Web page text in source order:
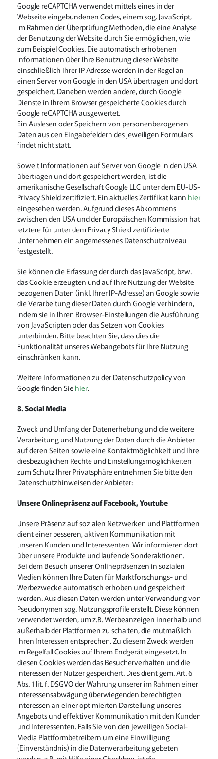
Google reCAPTCHA verwendet mittels eines in der
Webseite eingebundenen Codes, einem sog. JavaScript,
im Rahmen der Überprüfung Methoden, die eine Analyse
der Benutzung der Website durch Sie ermöglichen, wie
zum Beispiel Cookies. Die automatisch erhobenen
Informationen über Ihre Benutzung dieser Website
einschließlich Ihrer IP Adresse werden in der Regel an
einen Server von Google in den USA übertragen und dort
gespeichert. Daneben werden andere, durch Google
Dienste in Ihrem Browser gespeicherte Cookies durch
Google reCAPTCHA ausgewertet.
Ein Auslesen oder Speichern von personenbezogenen
Daten aus den Eingabefeldern des jeweiligen Formulars
findet nicht statt.
Soweit Informationen auf Server von Google in den USA
übertragen und dort gespeichert werden, ist die
amerikanische Gesellschaft Google LLC unter dem EU-US-
Privacy Shield zertifiziert. Ein aktuelles Zertifikat kann hier
eingesehen werden. Aufgrund dieses Abkommens
zwischen den USA und der Europäischen Kommission hat
letztere für unter dem Privacy Shield zertifizierte
Unternehmen ein angemessenes Datenschutzniveau
festgestellt.
Sie können die Erfassung der durch das JavaScript, bzw.
das Cookie erzeugten und auf Ihre Nutzung der Website
bezogenen Daten (inkl. Ihrer IP-Adresse) an Google sowie
die Verarbeitung dieser Daten durch Google verhindern,
indem sie in Ihren Browser-Einstellungen die Ausführung
von JavaScripten oder das Setzen von Cookies
unterbinden. Bitte beachten Sie, dass dies die
Funktionalität unseres Webangebots für Ihre Nutzung
einschränken kann.
Weitere Informationen zu der Datenschutzpolicy von
Google finden Siehier.
8. Social Media
Zweck und Umfang der Datenerhebung und die weitere
Verarbeitung und Nutzung der Daten durch die Anbieter
auf deren Seiten sowie eine Kontaktmöglichkeit und Ihre
diesbezüglichen Rechte und Einstellungsmöglichkeiten
zum Schutz Ihrer Privatsphäre entnehmen Sie bitte den
Datenschutzhinweisen der Anbieter:
Unsere Onlinepräsenz auf Facebook, Youtube
Unsere Präsenz auf sozialen Netzwerken und Plattformen
dient einer besseren, aktiven Kommunikation mit
unseren Kunden und Interessenten. Wir informieren dort
über unsere Produkte und laufende Sonderaktionen.
Bei dem Besuch unserer Onlinepräsenzen in sozialen
Medien können Ihre Daten für Marktforschungs- und
Werbezwecke automatisch erhoben und gespeichert
werden. Aus diesen Daten werden unter Verwendung von
Pseudonymen sog. Nutzungsprofile erstellt. Diese können
verwendet werden, um z.B. Werbeanzeigen innerhalb und
außerhalb der Plattformen zu schalten, die mutmaßlich
Ihren Interessen entsprechen. Zu diesem Zweck werden
im Regelfall Cookies auf Ihrem Endgerät eingesetzt. In
diesen Cookies werden das Besucherverhalten und die
Interessen der Nutzer gespeichert. Dies dient gem. Art. 6
Abs. 1 lit. f. DSGVO der Wahrung unserer im Rahmen einer
Interessensabwägung überwiegenden berechtigten
Interessen an einer optimierten Darstellung unseres
Angebots und effektiver Kommunikation mit den Kunden
und Interessenten. Falls Sie von den jeweiligen Social-
Media Plattformbetreibern um eine Einwilligung
(Einverständnis) in die Datenverarbeitung gebeten